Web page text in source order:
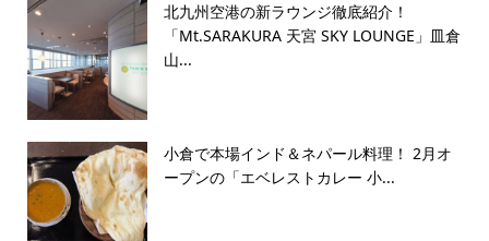
北九州空港の新ラウンジ徹底紹介！
「Mt.SARAKURA 天宮 SKY LOUNGE」皿倉
山...
小倉で本場インド＆ネパール料理！ 2月オ
ープンの「エベレストカレー 小...